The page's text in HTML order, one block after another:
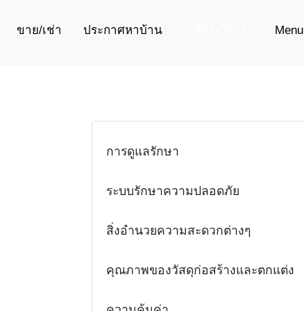
(current)
ขาย/เช่า ประกาศหาบ้าน Menu
การดูแลรักษา
ระบบรักษาความปลอดภัย
สิ่งอำนวยความสะดวกต่างๆ
คุณภาพของวัสดุก่อสร้างและตกแต่ง